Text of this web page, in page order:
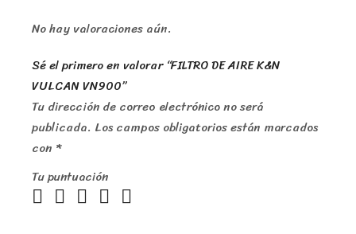
No hay valoraciones aún.
Sé el primero en valorar “FILTRO DE AIRE K&N
VULCAN VN900”
Tu dirección de correo electrónico no será
publicada. Los campos obligatorios están marcados
con *
Tu puntuación